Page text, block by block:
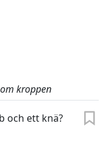
kroppen
och ett knä?